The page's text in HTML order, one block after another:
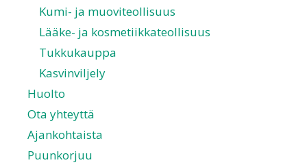
Kumi- ja muoviteollisuus
Lääke- ja kosmetiikkateollisuus
Tukkukauppa
Kasvinviljely
Huolto
Ota yhteyttä
Ajankohtaista
Puunkorjuu